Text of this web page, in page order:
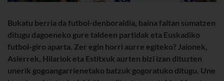
Bukatu berria da futbol-denboraldia, baina faltan sumatzen
ditugu dagoeneko gure taldeen partidak eta Euskadiko
futbol-giro aparta. Zer egin horri aurre egiteko? Jaionek,
Asierrek, Hilariok eta Estitxuk aurten bizi izan dituzten
unerik gogoangarrienetako batzuk gogoratuko ditugu. Une